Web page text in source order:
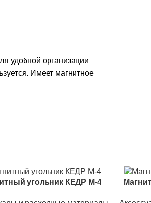
удобной организации
Имеет магнитное
угольник КЕДР М-4